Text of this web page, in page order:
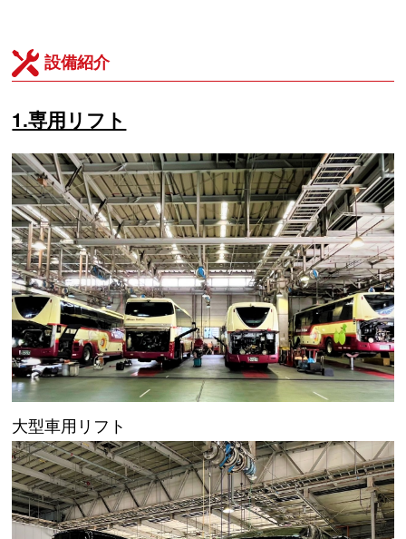
設備紹介
1.専用リフト
大型車用リフト